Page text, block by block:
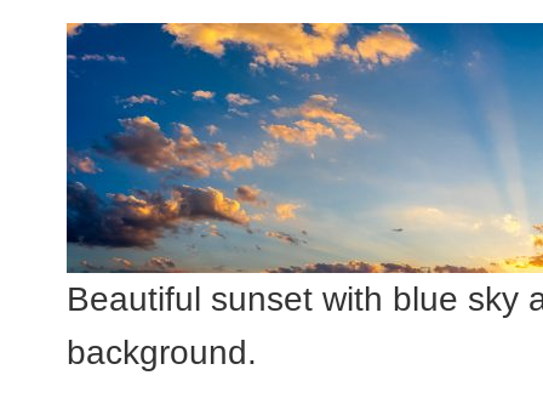
Beautiful sunset with blue sky
background.